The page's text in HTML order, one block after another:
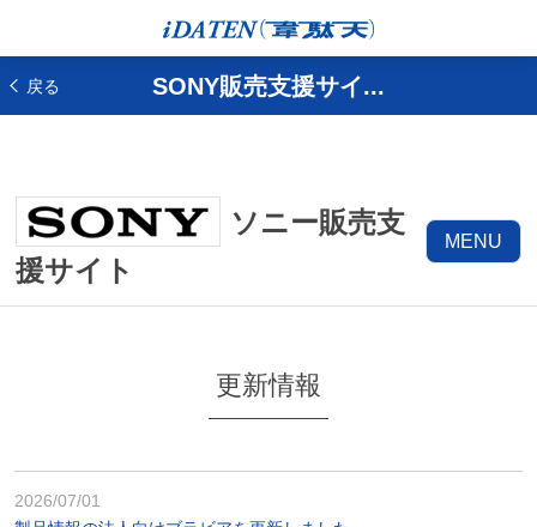
戻る SONY販売支援サイ...
ソニー販売支
援サイト
MENU
更新情報
2026/07/01